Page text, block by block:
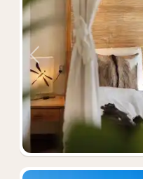
Vorige foto